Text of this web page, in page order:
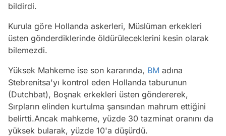
bildirdi.
Kurula göre Hollanda askerleri, Müslüman erkekleri
üsten gönderdiklerinde öldürüleceklerini kesin olarak
bilemezdi.
Yüksek Mahkeme ise son kararında, BM adına
Stebrenitsa'yı kontrol eden Hollanda taburunun
(Dutchbat), Boşnak erkekleri üsten göndererek,
Sırpların elinden kurtulma şansından mahrum ettiğini
belirtti.Ancak mahkeme, yüzde 30 tazminat oranını da
yüksek bularak, yüzde 10'a düşürdü.